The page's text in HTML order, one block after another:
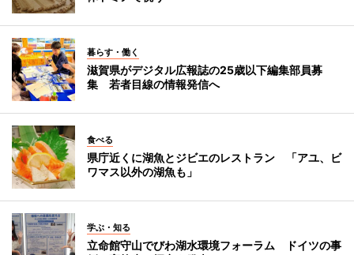
暮らす・働く
滋賀県がデジタル広報誌の25歳以下編集部員募
集 若者目線の情報発信へ
食べる
県庁近くに湖魚とジビエのレストラン 「アユ、ビ
ワマス以外の湖魚も」
学ぶ・知る
立命館守山でびわ湖水環境フォーラム ドイツの事